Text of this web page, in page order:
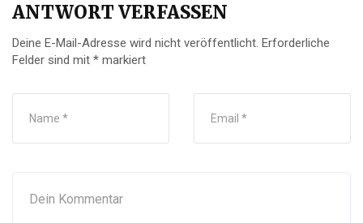
ANTWORT VERFASSEN
Deine E-Mail-Adresse wird nicht veröffentlicht. Erforderliche
Felder sind mit * markiert